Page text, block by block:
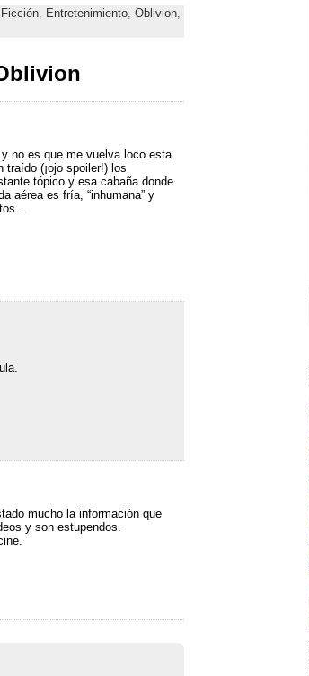
, Entretenimiento, Oblivion,
no es que me vuelva loco esta
traído (¡ojo spoiler!) los
tópico y esa cabaña donde
aérea es fría, “inhumana” y
…
.
mucho la información que
y son estupendos.
.